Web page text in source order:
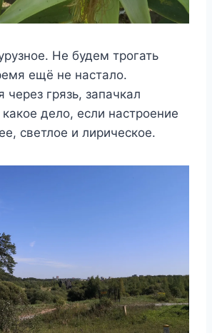
Не будем трогать
ещё не настало.
грязь, запачкал
дело, если настроение
светлое и лирическое.